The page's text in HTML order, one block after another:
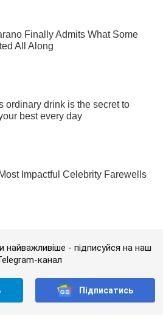
найважливіше - підписуйся на наш
канал
Підписатись